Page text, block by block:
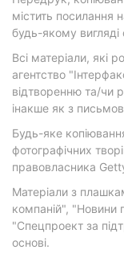
містить посилання
будь-якому вигляді
Всі матеріали, які
агентство
відтворенню та/чи
інакше як з
Будь-яке
фотографічних
правовласника
Матеріали з
компаній", "Новини
"Спецпроект за
основі.